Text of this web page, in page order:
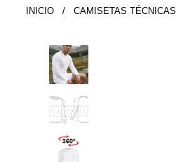
INICIO / CAMISETAS TÉCNICAS